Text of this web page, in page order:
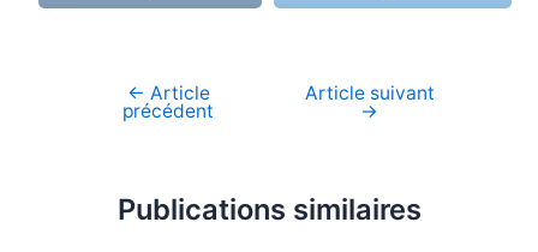
Navigation
← Article
précédent
Article suivant
→
Publications similaires